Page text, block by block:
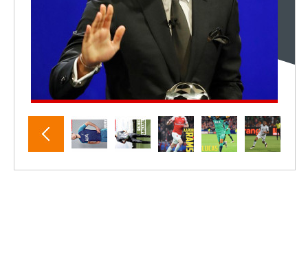
وقدوم الإيطالي يقترب